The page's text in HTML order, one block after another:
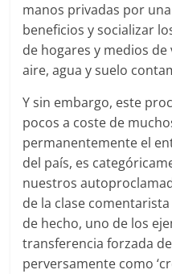
manos privadas por
beneficios y socializar
de hogares y medios
aire, agua y suelo
Y sin embargo, este
pocos a coste de
permanentemente el
del país, es
nuestros
de la clase
de hecho, uno de los
transferencia forzada
perversamente como